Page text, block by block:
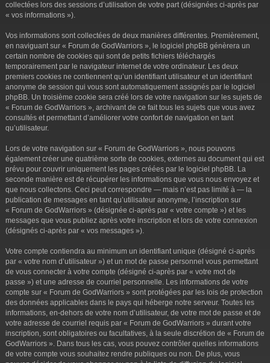
collectées lors des sessions d’utilisation de votre part (désignées ci-après par
« vos informations »).
Vos informations sont collectées de deux manières différentes. Premièrement,
en naviguant sur « Forum de GodWarriors », le logiciel phpBB génèrera un
certain nombre de cookies qui sont de petits fichiers téléchargés
temporairement par le navigateur internet de votre ordinateur. Les deux
premiers cookies ne contiennent qu’un identifiant utilisateur et un identifiant
anonyme de session qui vous sont automatiquement assignés par le logiciel
phpBB. Un troisième cookie sera créé lors de votre navigation sur les sujets de
« Forum de GodWarriors », archivant de ce fait tous les sujets que vous avez
consultés et permettant d’améliorer votre confort de navigation en tant
qu’utilisateur.
Lors de votre navigation sur « Forum de GodWarriors », nous pouvons
également créer une quatrième sorte de cookies, externes au document qui est
prévu pour couvrir uniquement les pages créées par le logiciel phpBB. La
seconde manière est de récupérer les informations que vous nous envoyez et
que nous collectons. Ceci peut correspondre — mais n’est pas limité à — la
publication de messages en tant qu’utilisateur anonyme, l’inscription sur
« Forum de GodWarriors » (désignée ci-après par « votre compte ») et les
messages que vous publiez après votre inscription et lors de votre connexion
(désignés ci-après par « vos messages »).
Votre compte contiendra au minimum un identifiant unique (désigné ci-après
par « votre nom d’utilisateur ») et un mot de passe personnel vous permettant
de vous connecter à votre compte (désigné ci-après par « votre mot de
passe ») et une adresse de courriel personnelle. Les informations de votre
compte sur « Forum de GodWarriors » sont protégées par les lois de protection
des données applicables dans le pays qui héberge notre serveur. Toutes les
informations, en-dehors de votre nom d’utilisateur, de votre mot de passe et de
votre adresse de courriel requis par « Forum de GodWarriors » durant votre
inscription, sont obligatoires ou facultatives, à la seule discrétion de « Forum de
GodWarriors ». Dans tous les cas, vous pouvez contrôler quelles informations
de votre compte vous souhaitez rendre publiques ou non. De plus, vous